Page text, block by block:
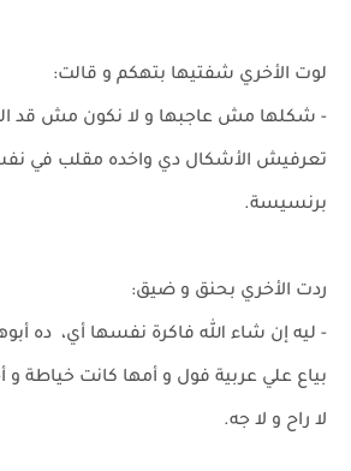
لوت الأخري شفتيها بتهكم و قالت:
- شكلها مش عاجبها و لا نكون مش قد
تعرفيش الأشكال دي واخده مقلب في
برنسيسة.
ردت الأخري بحنق و ضيق:
- ليه إن شاء الله فاكرة نفسها أي، ده
بياع علي عربية فول و أمها كانت خياطة و
لا راح و لا جه.